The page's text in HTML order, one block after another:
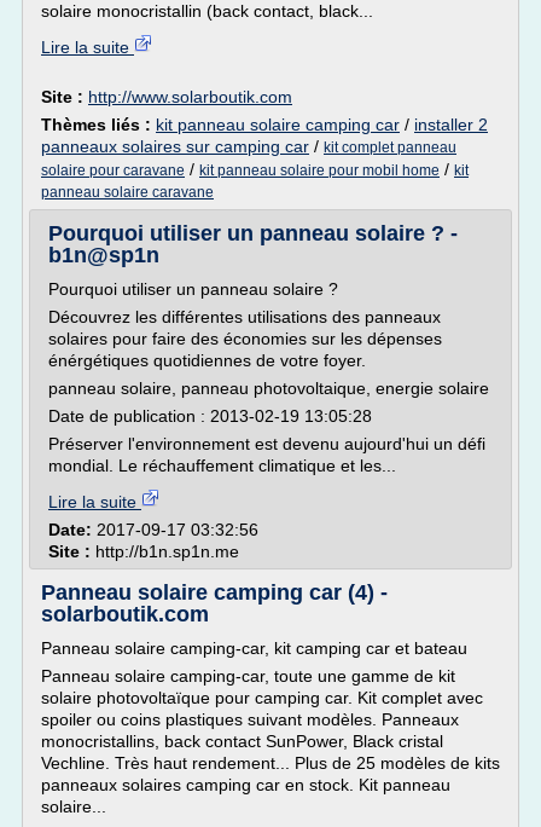
solaire monocristallin (back contact, black...
Lire la suite
Site : http://www.solarboutik.com
Thèmes liés : kit panneau solaire camping car / installer 2
panneaux solaires sur camping car / kit complet panneau
solaire pour caravane / kit panneau solaire pour mobil home / kit
panneau solaire caravane
Pourquoi utiliser un panneau solaire ? -
b1n@sp1n
Pourquoi utiliser un panneau solaire ?
Découvrez les différentes utilisations des panneaux
solaires pour faire des économies sur les dépenses
énérgétiques quotidiennes de votre foyer.
panneau solaire, panneau photovoltaique, energie solaire
Date de publication : 2013-02-19 13:05:28
Préserver l'environnement est devenu aujourd'hui un défi
mondial. Le réchauffement climatique et les...
Lire la suite
Date: 2017-09-17 03:32:56
Site : http://b1n.sp1n.me
Panneau solaire camping car (4) -
solarboutik.com
Panneau solaire camping-car, kit camping car et bateau
Panneau solaire camping-car, toute une gamme de kit
solaire photovoltaïque pour camping car. Kit complet avec
spoiler ou coins plastiques suivant modèles. Panneaux
monocristallins, back contact SunPower, Black cristal
Vechline. Très haut rendement... Plus de 25 modèles de kits
panneaux solaires camping car en stock. Kit panneau
solaire...